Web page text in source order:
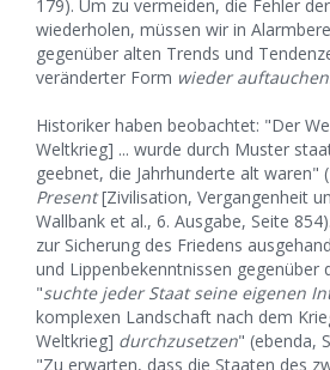
179). Um zu vermeiden, die Fehler
wiederholen, müssen wir in
gegenüber alten Trends und
veränderter Form wieder
Historiker haben beobachtet: "Der
Weltkrieg] ... wurde durch Muster
geebnet, die Jahrhunderte alt waren" (
Present[Zivilisation, Vergangenheit
Wallbank et al., 6. Ausgabe, Seite
zur Sicherung des Friedens
und Lippenbekenntnissen gegenüber
"suchte jeder Staat seine eigenen
komplexen Landschaft nach dem
Weltkrieg] durchzusetzen" (ebenda,
"Zu erwarten, dass die Staaten des